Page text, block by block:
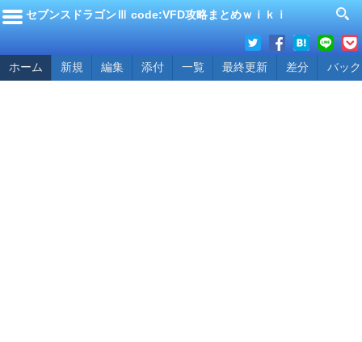
セブンスドラゴンⅢ code:VFD攻略まとめｗｉｋｉ
ホーム 新規 編集 添付 一覧 最終更新 差分 バッ